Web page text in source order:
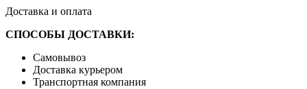
Доставка и оплата
СПОСОБЫ ДОСТАВКИ:
Самовывоз
Доставка курьером
Транспортная компания